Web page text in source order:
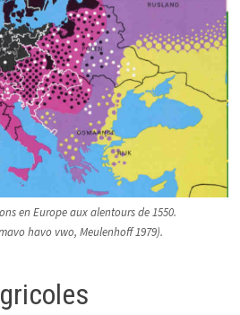
en Europe aux alentours de 1550.
havo vwo, Meulenhoff 1979).